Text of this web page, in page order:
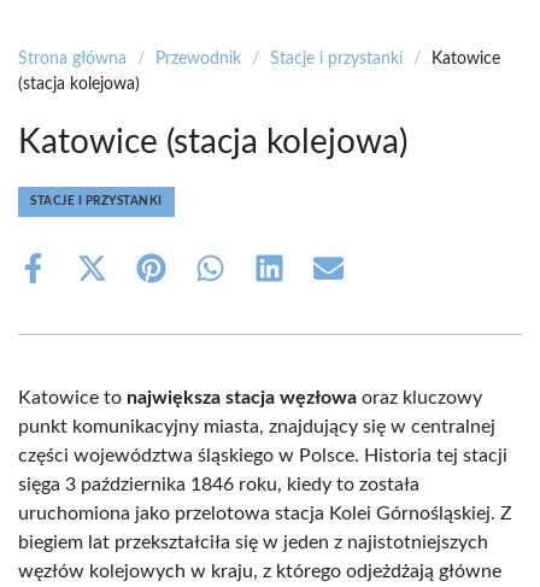
Strona główna / Przewodnik / Stacje i przystanki /
Katowice
(stacja kolejowa)
Katowice (stacja kolejowa)
STACJE I PRZYSTANKI
Share
Share
(Twitter)
Share Share Share Share
Katowice to największa stacja węzłowa oraz kluczowy
punkt komunikacyjny miasta, znajdujący się w centralnej
części województwa śląskiego w Polsce. Historia tej stacji
sięga 3 października 1846 roku, kiedy to została
uruchomiona jako przelotowa stacja Kolei Górnośląskiej. Z
biegiem lat przekształciła się w jeden z najistotniejszych
węzłów kolejowych w kraju, z którego odjeżdżają główne